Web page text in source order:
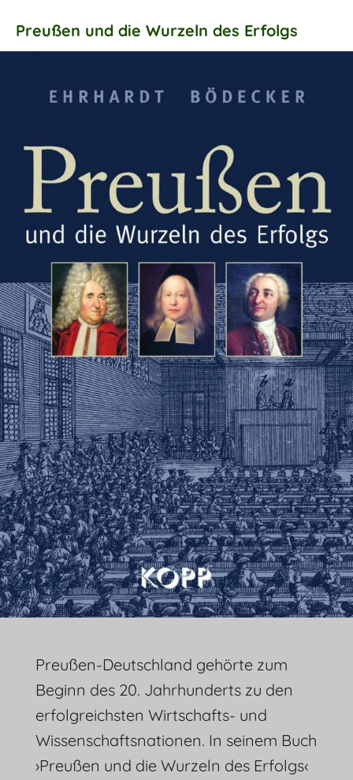
Preußen und die Wurzeln des Erfolgs
Preußen-Deutschland gehörte zum
Beginn des 20. Jahrhunderts zu den
erfolgreichsten Wirtschafts- und
Wissenschaftsnationen. In seinem Buch
›Preußen und die Wurzeln des Erfolgs‹